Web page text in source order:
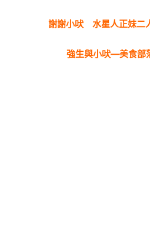
謝謝小吠 水星人正妹
強生與小吠—美食部